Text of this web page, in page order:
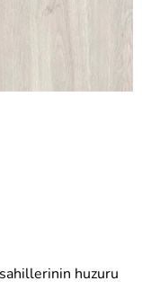
sahillerinin huzuru